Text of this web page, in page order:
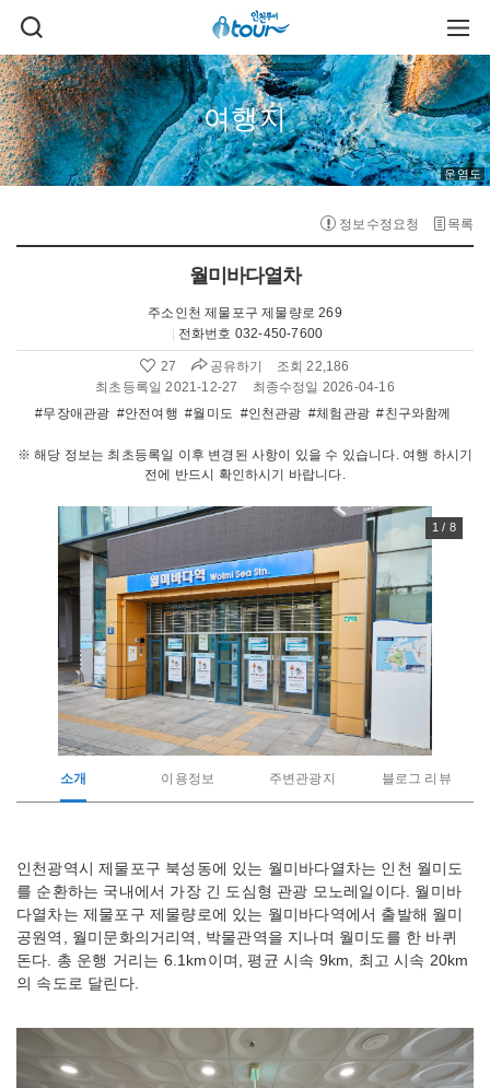
검
색
열
기
주
메
뉴
열
기
여행지
운염도
정보수정요청 목록
월미바다열차
주소 인천 제물포구 제물량로 269
전화번호 032-450-7600
좋
아
요
수
27 공유하기
조회 22,186
최초등록일 2021-12-27
최종수정일 2026-04-16
#무장애관광 #안전여행 #월미도 #인천관광 #체험관광 #친구와함께
※ 해당 정보는 최초등록일 이후 변경된 사항이 있을 수 있습니다. 여행 하시기
전에 반드시 확인하시기 바랍니다.
1 / 8
소개 이용정보 주변관광지 블로그 리뷰
관
광
지
소
개
인천광역시 제물포구 북성동에 있는 월미바다열차는 인천 월미도
를 순환하는 국내에서 가장 긴 도심형 관광 모노레일이다. 월미바
다열차는 제물포구 제물량로에 있는 월미바다역에서 출발해 월미
공원역, 월미문화의거리역, 박물관역을 지나며 월미도를 한 바퀴
돈다. 총 운행 거리는 6.1km이며, 평균 시속 9km, 최고 시속 20km
의 속도로 달린다.